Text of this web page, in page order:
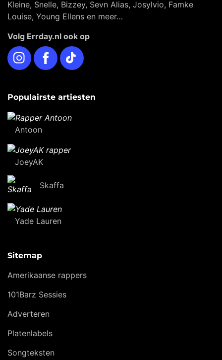
Kleine, Snelle, Bizzey, Sevn Alias, Josylvio, Famke
Louise, Young Ellens en meer…
Volg Errday.nl ook op
InstagramFacebookTikTok
Populairste artiesten
Antoon
JoeyAK
Skaffa
Yade Lauren
Sitemap
Amerikaanse rappers
101Barz Sessies
Adverteren
Platenlabels
Songteksten